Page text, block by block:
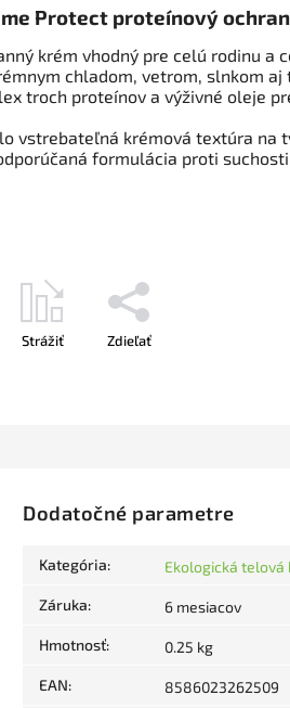
Protect proteínový
krém vhodný pre celú rodinu a
chladom, vetrom, slnkom
troch proteínov a výživné oleje
vstrebateľná krémová textúra na
formulácia proti
Strážiť Zdieľať
Dodatočné parametre
Kategória: Ekologická telová
Záruka: 6 mesiacov
Hmotnosť: 0.25 kg
EAN: 8586023262509